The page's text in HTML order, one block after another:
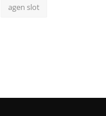
agen slot